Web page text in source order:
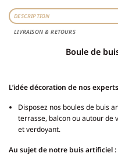
DESCRIPTION
LIVRAISON & RETOURS
Boule de
L’idée décoration de nos
Disposez nos boules de buis
terrasse, balcon ou autour de
et verdoyant.
Au sujet de notre buis artificiel: